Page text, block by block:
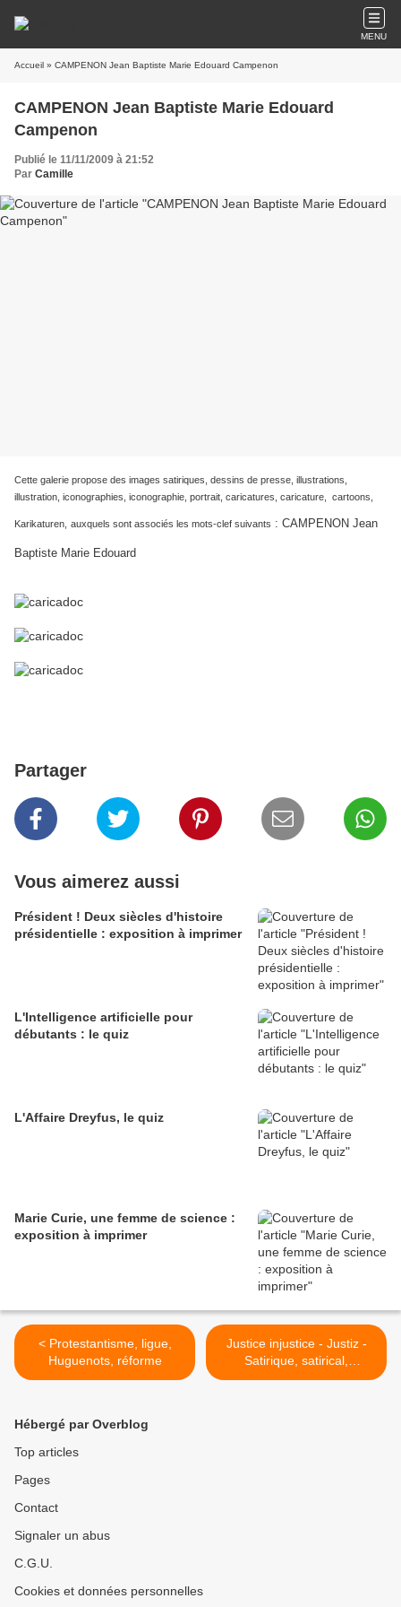
MENU
Accueil » CAMPENON Jean Baptiste Marie Edouard Campenon
CAMPENON Jean Baptiste Marie Edouard
Campenon
Publié le 11/11/2009 à 21:52
Par Camille
Cette galerie propose des images satiriques, dessins de presse, illustrations,
illustration, iconographies, iconographie, portrait, caricatures, caricature, cartoons,
Karikaturen, auxquels sont associés les mots-clef suivants : CAMPENON Jean
Baptiste Marie Edouard
Partager
Vous aimerez aussi
Président ! Deux siècles d'histoire
présidentielle : exposition à imprimer
L'Intelligence artificielle pour
débutants : le quiz
L'Affaire Dreyfus, le quiz
Marie Curie, une femme de science :
exposition à imprimer
< Protestantisme, ligue,
Huguenots, réforme
Justice injustice - Justiz -
Satirique, satirical,
satirische >
Hébergé par Overblog
Top articles
Pages
Contact
Signaler un abus
C.G.U.
Cookies et données personnelles